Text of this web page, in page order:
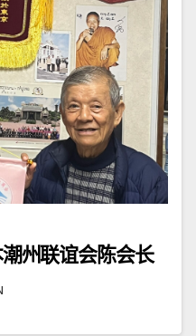
州联谊会陈会长